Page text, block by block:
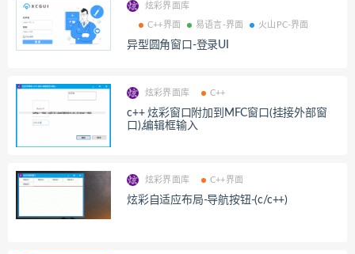
炫彩界面库
C++界面 易语言-界面 火山PC-界面
异型圆角窗口-登录UI
炫彩界面库 C++
c++ 炫彩窗口附加到MFC窗口(挂接外部窗
口),编辑框输入
炫彩界面库 C++界面
炫彩自适应布局-导航按钮-(c/c++)